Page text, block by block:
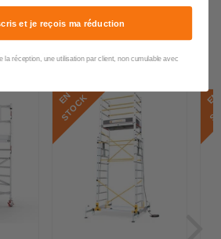
roulants
E
N
S
T
O
C
K E
N
S
T
O
C
et je reçois ma réduction
la réception, une utilisation par client, non cumulable avec